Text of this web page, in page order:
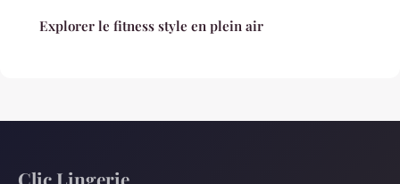
Explorer le fitness style en plein air
Clic Lingerie